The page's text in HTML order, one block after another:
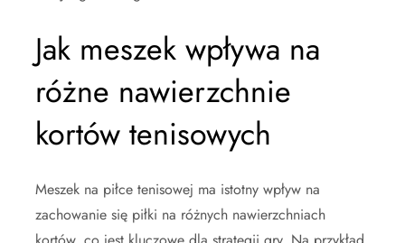
Jak meszek wpływa na
różne nawierzchnie
kortów tenisowych
Meszek na piłce tenisowej ma istotny wpływ na
zachowanie się piłki na różnych nawierzchniach